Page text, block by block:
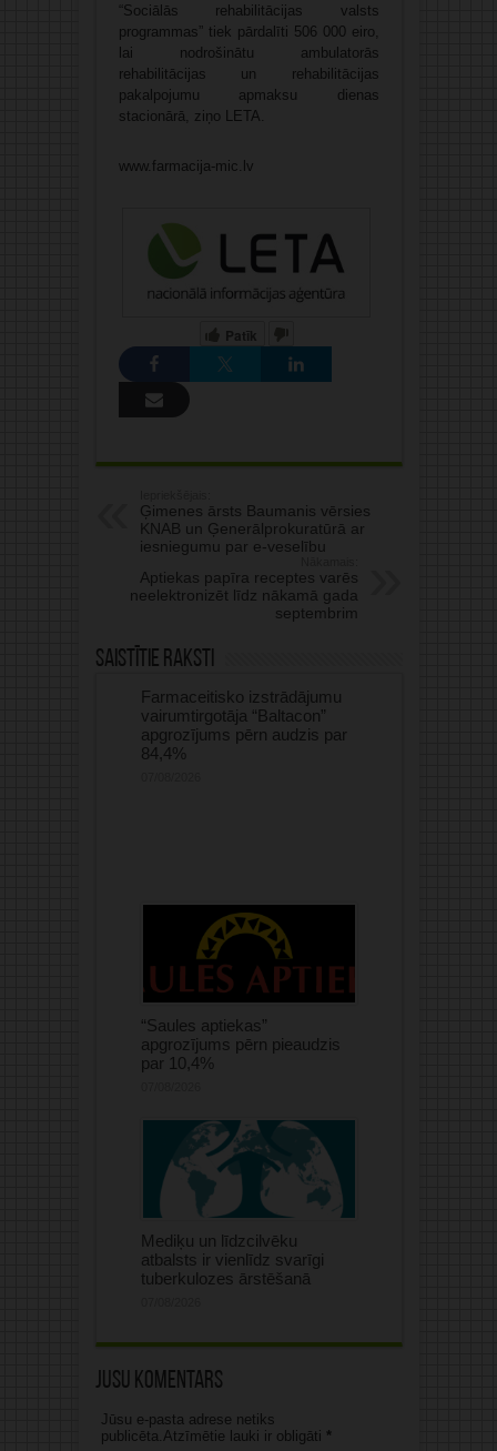
“Sociālās rehabilitācijas valsts
programmas” tiek pārdalīti 506 000 eiro,
lai nodrošinātu ambulatorās
rehabilitācijas un rehabilitācijas
pakalpojumu apmaksu dienas
stacionārā, ziņo LETA.
www.farmacija-mic.lv
Patīk
Ģimenes ārsts Baumanis vērsies
KNAB un Ģenerālprokuratūrā ar
iesniegumu par e-veselību
Aptiekas papīra receptes varēs
neelektronizēt līdz nākamā gada
septembrim
Saistītie raksti
Farmaceitisko izstrādājumu
vairumtirgotāja “Baltacon”
apgrozījums pērn audzis par
84,4%
“Saules aptiekas”
apgrozījums pērn pieaudzis
par 10,4%
Mediķu un līdzcilvēku
atbalsts ir vienlīdz svarīgi
tuberkulozes ārstēšanā
Jūsu komentārs
Jūsu e-pasta adrese netiks
publicēta.Atzīmētie lauki ir obligāti *